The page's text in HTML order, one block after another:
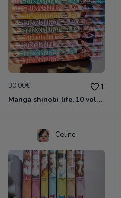
30.00€ 1
Manga shinobi life, 10 volumes
Celine